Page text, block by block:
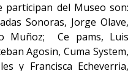
participan del Museo son:
Sonoras, Jorge Olave,
Muñoz; Ce pams, Luis
Agosin, Cuma System,
y Francisca Echeverria,